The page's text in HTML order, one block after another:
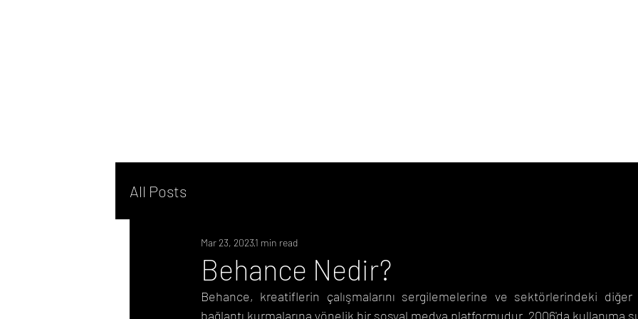
All Posts
Behance Nedir?
Mar 23, 20231 min read
Behance, kreatiflerin çalışmalarını sergilemelerine ve sektörlerindeki diğer
bağlantı kurmalarına yönelik bir sosyal medya platformudur. 2006'da kullanıma